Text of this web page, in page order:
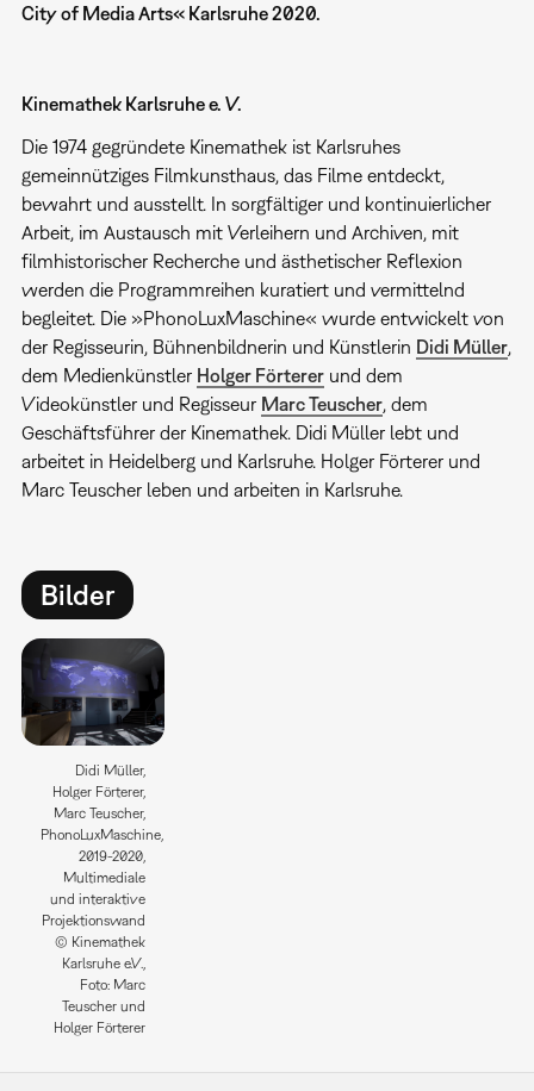
City of Media Arts« Karlsruhe 2020.
Kinemathek Karlsruhe e. V.
Die 1974 gegründete Kinemathek ist Karlsruhes
gemeinnütziges Filmkunsthaus, das Filme entdeckt,
bewahrt und ausstellt. In sorgfältiger und kontinuierlicher
Arbeit, im Austausch mit Verleihern und Archiven, mit
filmhistorischer Recherche und ästhetischer Reflexion
werden die Programmreihen kuratiert und vermittelnd
begleitet. Die »PhonoLuxMaschine« wurde entwickelt von
der Regisseurin, Bühnenbildnerin und Künstlerin Didi Müller,
dem Medienkünstler Holger Förtererund dem
Videokünstler und Regisseur Marc Teuscher, dem
Geschäftsführer der Kinemathek. Didi Müller lebt und
arbeitet in Heidelberg und Karlsruhe. Holger Förterer und
Marc Teuscher leben und arbeiten in Karlsruhe.
Bilder
Didi Müller,
Holger Förterer,
Marc Teuscher,
PhonoLuxMaschine,
2019-2020,
Multimediale
und interaktive
Projektionswand
© Kinemathek
Karlsruhe e.V.,
Foto: Marc
Teuscher und
Holger Förterer